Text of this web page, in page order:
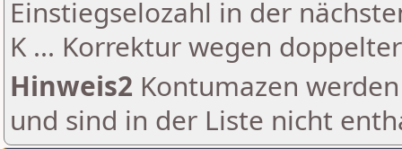
Einstiegselozahl in der
K ... Korrektur wegen
Hinweis2 Kontumazen
und sind in der Liste nicht